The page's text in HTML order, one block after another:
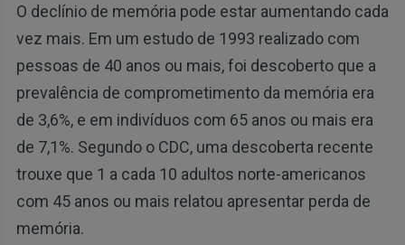
O declínio de memória pode estar aumentando cada
vez mais. Em um estudo de 1993 realizado com
pessoas de 40 anos ou mais, foi descoberto que a
prevalência de comprometimento da memória era
de 3,6%, e em indivíduos com 65 anos ou mais era
de 7,1%. Segundo o CDC, uma descoberta recente
trouxe que 1 a cada 10 adultos norte-americanos
com 45 anos ou mais relatou apresentar perda de
memória.